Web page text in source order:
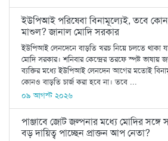
ইউপিআই পরিষেবা বিনামূল্যেই, তবে কোন
মাশুল? জানাল মোদি সরকার
ইউপিআই লেনদেনে বাড়তি খরচ নিয়ে চলতে থাকা
মোদি সরকার। শনিবার কেন্দ্রের তরফে স্পষ্ট ভাষায়
ব্যক্তির মধ্যে ইউপিআই লেনদেন আগের মতোই
কোনও বাড়তি চার্জ করা হবে না। তবে ...
০৯ আগস্ট ২০২৬
পাঞ্জাবে জোট জল্পনার মধ্যে মোদির সঙ্গে
বড় দায়িত্ব পাচ্ছেন প্রাক্তন আপ নেতা?